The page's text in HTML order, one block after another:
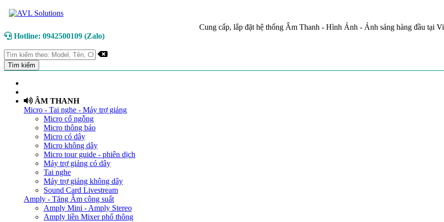
Cung cấp, lắp đặt hệ thống Âm Thanh - Hình Ảnh - Ánh sáng hàng đầu tại
Hotline: 0942500109 (Zalo)
ÂM THANH
Micro - Tai nghe - Máy trợ giảng
Micro cổ ngỗng
Micro thông báo
Micro có dây
Micro không dây
Micro tour guide - phiên dịch
Máy trợ giảng có dây
Tai nghe
Máy trợ giảng không dây
Sound Card Livestream
Amply - Tăng Âm công suất
Amply Mini - Amply Stereo
Amply liền Mixer phổ thông